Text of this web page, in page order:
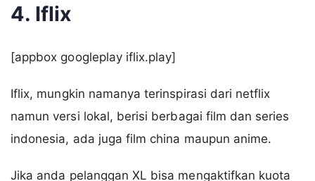
4. Iflix
[appbox googleplay iflix.play]
Iflix, mungkin namanya terinspirasi dari netflix
namun versi lokal, berisi berbagai film dan series
indonesia, ada juga film china maupun anime.
Jika anda pelanggan XL bisa mengaktifkan kuota